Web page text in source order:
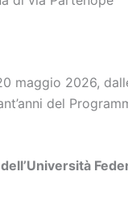
maggio 2026,
del